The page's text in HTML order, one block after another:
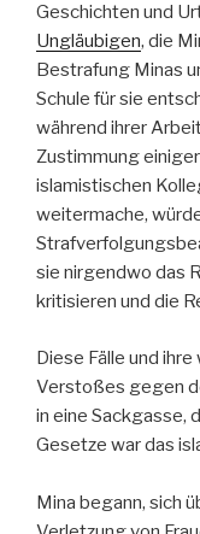
Geschichten und
Ungläubigen, die
Bestrafung Minas
Schule für sie
während ihrer
Zustimmung
islamistischen
weitermache,
sie nirgendwo das
kritisieren und die
Diese Fälle und
Verstoßes gegen
in eine Sackgasse,
Gesetze war das
Mina begann, sich